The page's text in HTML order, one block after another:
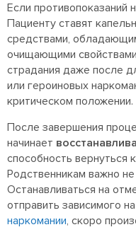
Если противопоказаний
Пациенту ставят
средствами,
очищающими
страдания даже после
или героиновых
критическом положении.
После завершения
начинает
способность вернуться
Родственникам важно
Останавливаться на
отправить зависимого
наркомании, скоро